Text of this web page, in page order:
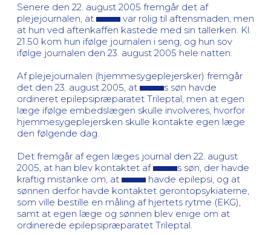
Senere den 22. august 2005 fremgår det af
plejejournalen, at
var rolig til aftensmaden, men
at hun ved aftenkaffen kastede med sin tallerken. Kl.
21.50 kom hun ifølge journalen i seng, og hun sov
ifølge journalen den 23. august 2005 hele natten.
Af plejejournalen (hjemmesygeplejersker) fremgår
det den 23. august 2005, at
s søn havde
ordineret epilepsipræparatet Trileptal, men at egen
læge ifølge embedslægen skulle involveres, hvorfor
hjemmesygeplejersken skulle kontakte egen læge
den følgende dag.
Det fremgår af egen læges journal den 22. august
2005, at han blev kontaktet af
s søn, der havde
kraftig mistanke om, at
havde epilepsi, og at
sønnen derfor havde kontaktet gerontopsykiaterne,
som ville bestille en måling af hjertets rytme (EKG),
samt at egen læge og sønnen blev enige om at
ordinerede epilepsipræparatet Trileptal.